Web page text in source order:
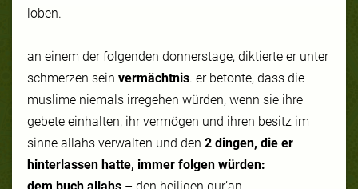
loben.
an einem der folgenden donnerstage, diktierte er unter
schmerzen sein vermächtnis. er betonte, dass die
muslime niemals irregehen würden, wenn sie ihre
gebete einhalten, ihr vermögen und ihren besitz im
sinne allahs verwalten und den 2 dingen, die er
hinterlassen hatte, immer folgen würden:
dem buch allahs – den heiligen qur’an